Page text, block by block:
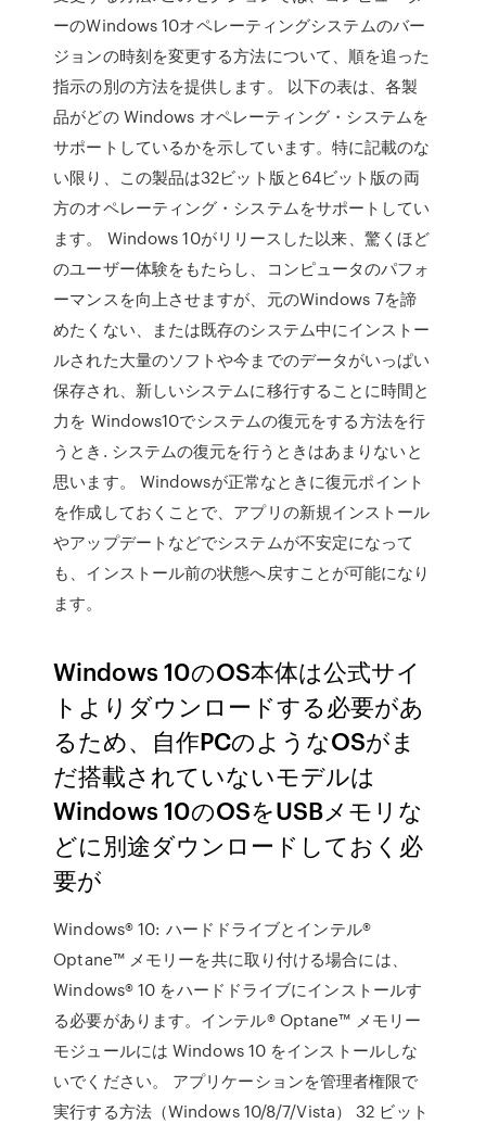
ーのWindows 10オペレーティングシステムのバー
ジョンの時刻を変更する方法について、順を追った
指示の別の方法を提供します。 以下の表は、各製
品がどの Windows オペレーティング・システムを
サポートしているかを示しています。特に記載のな
い限り、この製品は32ビット版と64ビット版の両
方のオペレーティング・システムをサポートしてい
ます。 Windows 10がリリースした以来、驚くほど
のユーザー体験をもたらし、コンピュータのパフォ
ーマンスを向上させますが、元のWindows 7を諦
めたくない、または既存のシステム中にインストー
ルされた大量のソフトや今までのデータがいっぱい
保存され、新しいシステムに移行することに時間と
力を Windows10でシステムの復元をする方法を行
うとき. システムの復元を行うときはあまりないと
思います。 Windowsが正常なときに復元ポイント
を作成しておくことで、アプリの新規インストール
やアップデートなどでシステムが不安定になって
も、インストール前の状態へ戻すことが可能になり
ます。
Windows 10のOS本体は公式サイ
トよりダウンロードする必要があ
るため、自作PCのようなOSがま
だ搭載されていないモデルは
Windows 10のOSをUSBメモリな
どに別途ダウンロードしておく必
要が
Windows® 10: ハードドライブとインテル®
Optane™ メモリーを共に取り付ける場合には、
Windows® 10 をハードドライブにインストールす
る必要があります。インテル® Optane™ メモリー
モジュールには Windows 10 をインストールしな
いでください。 アプリケーションを管理者権限で
実行する方法（Windows 10/8/7/Vista） 32 ビット